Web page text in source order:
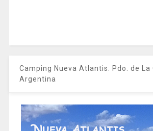
Camping Nueva Atlantis. Pdo. de La
Argentina